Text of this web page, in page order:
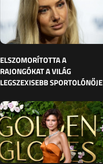
ELSZOMORÍTOTTA A
RAJONGÓKAT A VILÁG
LEGSZEXISEBB SPORTOLÓNŐJE